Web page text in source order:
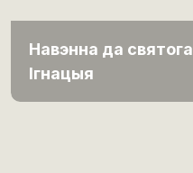
Навэнна да святога
Ігнацыя